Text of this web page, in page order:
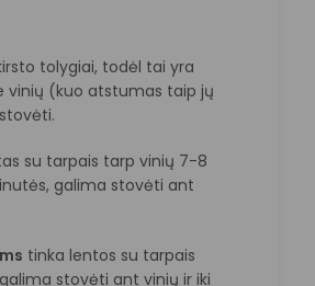
tolygiai, todėl tai yra
vinių (kuo atstumas taip jų
su tarpais tarp vinių 7-8
galima stovėti ant
tinka lentos su tarpais
stovėti ant vinių ir iki